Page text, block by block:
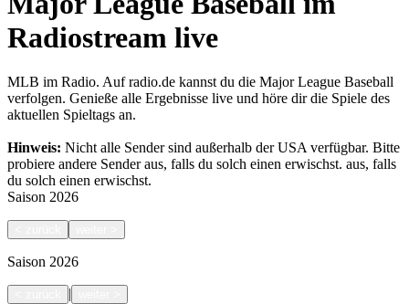
Radiostream live
MLB im Radio. Auf radio.de kannst du die Major League Baseball
verfolgen. Genieße alle Ergebnisse live und höre dir die Spiele des
aktuellen Spieltags an.
Hinweis: Nicht alle Sender sind außerhalb der USA verfügbar. Bitte
probiere andere Sender aus, falls du solch einen erwischst. aus, falls
du solch einen erwischst.
Saison 2026
Saison 2026
|